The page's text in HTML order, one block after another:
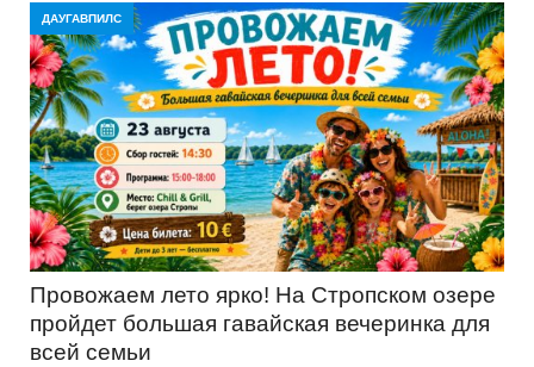
ДАУГАВПИЛС
Провожаем лето ярко! На Стропском озере
пройдет большая гавайская вечеринка для
всей семьи